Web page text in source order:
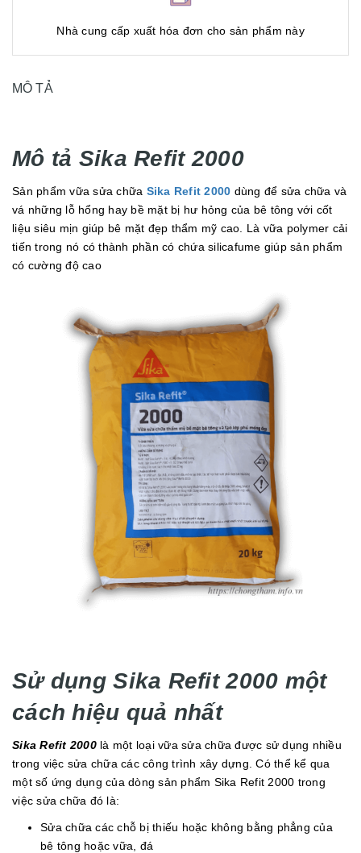
Nhà cung cấp xuất hóa đơn cho sản phẩm này
MÔ TẢ
Mô tả Sika Refit 2000
Sản phẩm vữa sửa chữa Sika Refit 2000 dùng để sửa chữa và
vá những lỗ hổng hay bề mặt bị hư hỏng của bê tông với cốt
liệu siêu mịn giúp bê mặt đẹp thẩm mỹ cao. Là vữa polymer cải
tiến trong nó có thành phần có chứa silicafume giúp sản phẩm
có cường độ cao
Sử dụng Sika Refit 2000 một
cách hiệu quả nhất
Sika Refit 2000là một loại vữa sửa chữa được sử dụng nhiều
trong việc sửa chữa các công trình xây dựng. Có thể kể qua
một số ứng dụng của dòng sản phẩm Sika Refit 2000 trong
việc sửa chữa đó là:
Sửa chữa các chỗ bị thiếu hoặc không bằng phẳng của
bê tông hoặc vữa, đá